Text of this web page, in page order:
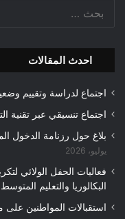
احدث المقالات
اجتماع لدراسة وتقييم
اجتماع تنسيقي عبر تقنية
بلاغ حول رزنامة الدخول
يوليو، 2026
فعاليات الحفل الولائي
البكالوريا والتعليم المتوسط
استقبالات المواطنين